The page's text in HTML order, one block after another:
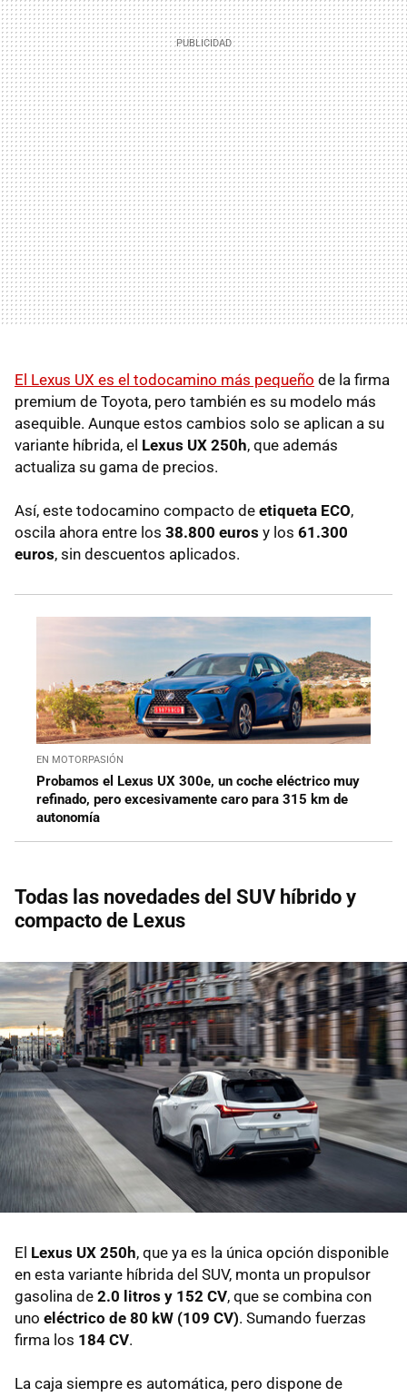
El Lexus UX es el todocamino más pequeño de la firma
premium de Toyota, pero también es su modelo más
asequible. Aunque estos cambios solo se aplican a su
variante híbrida, el Lexus UX 250h, que además
actualiza su gama de precios.
Así, este todocamino compacto de etiqueta ECO,
oscila ahora entre los 38.800 euros y los 61.300
euros, sin descuentos aplicados.
EN MOTORPASIÓN
Probamos el Lexus UX 300e, un coche eléctrico muy
refinado, pero excesivamente caro para 315 km de
autonomía
Todas las novedades del SUV híbrido y
compacto de Lexus
El Lexus UX 250h, que ya es la única opción disponible
en esta variante híbrida del SUV, monta un propulsor
gasolina de 2.0 litros y 152 CV, que se combina con
uno eléctrico de 80 kW (109 CV). Sumando fuerzas
firma los 184 CV.
La caja siempre es automática, pero dispone de